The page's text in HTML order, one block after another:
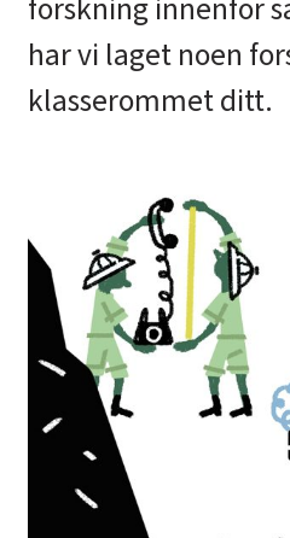
forskning innenfor
har vi laget noen
klasserommet ditt.